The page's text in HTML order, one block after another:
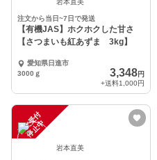
岩本直美
注文から当日~7日で発送
【有機JAS】ホクホクした甘さ
【さつまいも紅あずま 3kg】
愛知県日進市
3000ｇ
3,348円
+送料1,000円
注
文
受
付
停
止
中
岩本直美